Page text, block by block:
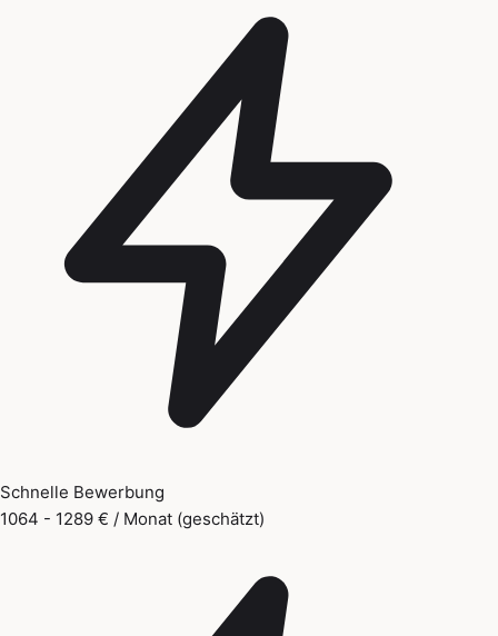
Schnelle Bewerbung
1064 - 1289 € / Monat (geschätzt)